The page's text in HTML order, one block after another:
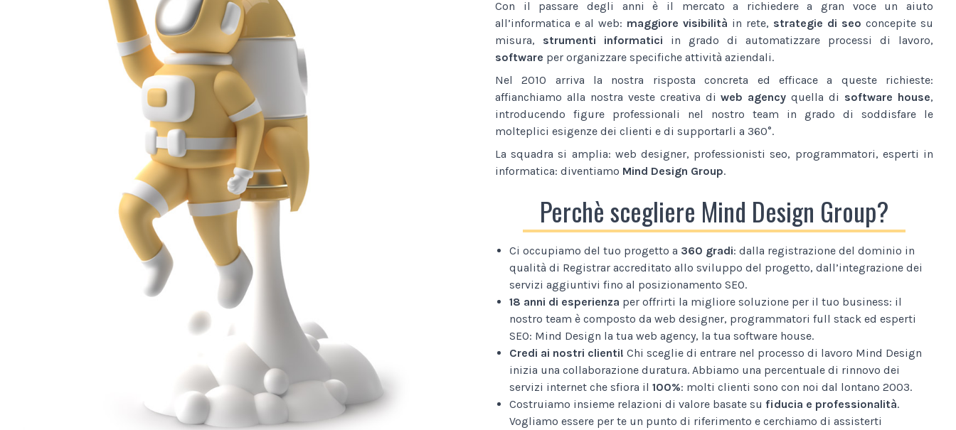
Con il passare degli anni è il mercato a richiedere a gran voce un aiuto
all’informatica e al web: maggiore visibilità in rete, strategie di seo concepite su
misura, strumenti informatici in grado di automatizzare processi di lavoro,
software per organizzare specifiche attività aziendali.
Nel 2010 arriva la nostra risposta concreta ed efficace a queste richieste:
affianchiamo alla nostra veste creativa diweb agency quella di software house,
introducendo figure professionali nel nostro team in grado di soddisfare le
molteplici esigenze dei clienti e di supportarli a 360°.
La squadra si amplia: web designer, professionisti seo, programmatori, esperti in
informatica: diventiamo Mind Design Group.
Perchè scegliere Mind Design Group?
Ci occupiamo del tuo progetto a 360 gradi: dalla registrazione del dominio in
qualità di Registrar accreditato allo sviluppo del progetto, dall’integrazione dei
servizi aggiuntivi fino al posizionamento SEO.
18 anni di esperienza per offrirti la migliore soluzione per il tuo business: il
nostro team è composto da web designer, programmatori full stack ed esperti
SEO: Mind Design la tua web agency, la tua software house.
Credi ai nostri clienti! Chi sceglie di entrare nel processo di lavoro Mind Design
inizia una collaborazione duratura. Abbiamo una percentuale di rinnovo dei
servizi internet che sfiora il 100%: molti clienti sono con noi dal lontano 2003.
Costruiamo insieme relazioni di valore basate su fiducia e professionalità.
Vogliamo essere per te un punto di riferimento e cerchiamo di assisterti